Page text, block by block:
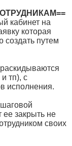
кабинет на
которая
создать путем
тп), с
исполнения.
ее закрыть не
своих